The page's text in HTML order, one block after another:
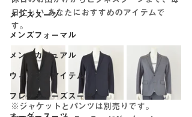
メンズスーツ
メンズフォーマル
メンズカジュアル
ウィメンズアイテム
フレッシャーズスーツ
日忙しい あなたにおすすめのアイテムで
す。
※ジャケットとパンツは別売りです。